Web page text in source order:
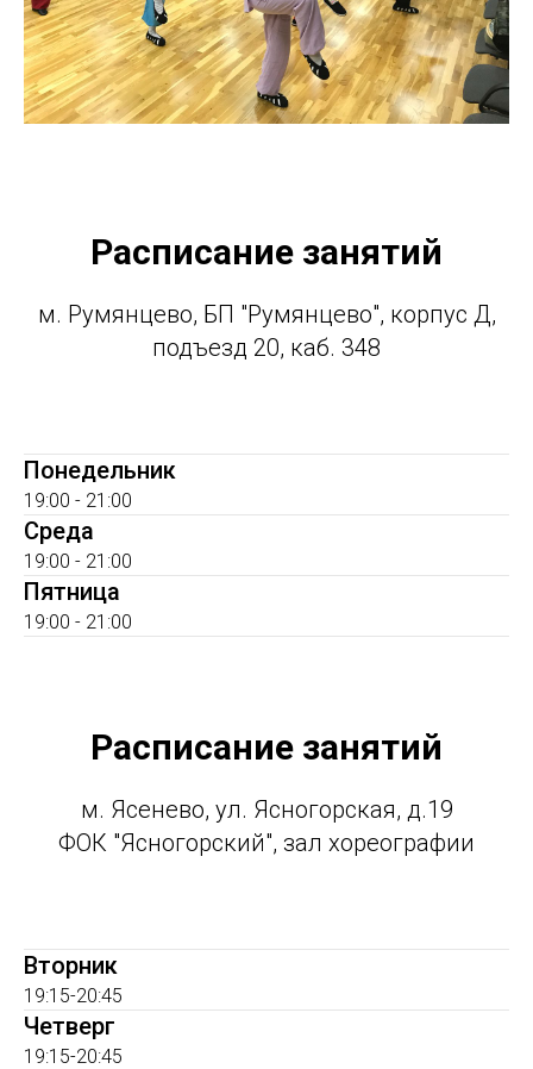
Расписание занятий
м. Румянцево, БП "Румянцево", корпус Д,
подъезд 20, каб. 348
Понедельник
19:00 - 21:00
Среда
19:00 - 21:00
Пятница
19:00 - 21:00
Расписание занятий
м. Ясенево, ул. Ясногорская, д.19
ФОК "Ясногорский", зал хореографии
Вторник
19:15-20:45
Четверг
19:15-20:45